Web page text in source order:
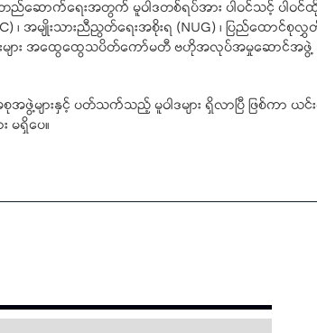
တည်ဆောက်ရေးအတွက် မူဝါဒတစ်ရပ်အား ပါဝင်သင့် ပါဝင်
၊ အမျိုးသားညီညွတ်ရေးအစိုးရ (NUG) ၊ ပြည်ထော
းများ အထွေထွေသပိတ်ကော်မတီ ဗဟိုအလုပ်အမှုဆောင်အဖွဲ့
များနှင့် ပတ်သက်သည့် မူဝါဒများ ရှိလာပြီ ဖြစ်ကာ ယင်း
မရှိပေ။